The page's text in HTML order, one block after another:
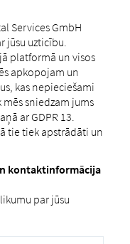
Services GmbH
jūsu uzticību.
platformā un visos
apkopojam un
kas nepieciešami
sniedzam jums
ar GDPR 13.
tie tiek apstrādāti un
kontaktinformācija
par jūsu